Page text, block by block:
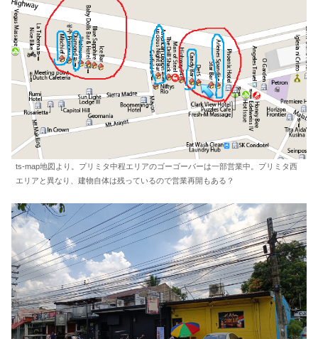
ts-map地図より。プリミタ中程エリアのゴーゴーバーは一部営業中。プリミタ西
エリアと異なり、建物自体は残っているので営業再開もある？